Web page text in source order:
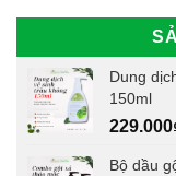
Dung
150ml
229.000
Bộ dầu